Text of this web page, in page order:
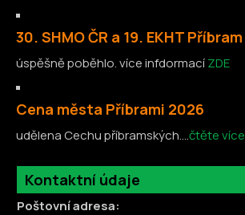
30. SHMO ČR a 19. EKHT Příbram
úspěšně poběhlo. více infdormacíZDE
Cena města Příbrami 2026
udělena Cechu příbramských....čtěte více
Kontaktní údaje
Poštovní adresa: